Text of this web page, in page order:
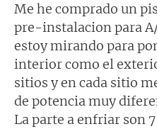
Me he comprado un
pre-instalacion para
estoy mirando para
interior como el
sitios y en cada sitio
de potencia muy
La parte a enfriar son